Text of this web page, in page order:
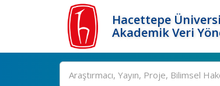
Hacettepe
Akademik Veri
Ara